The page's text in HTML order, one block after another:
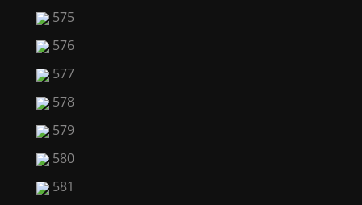
575
576
577
578
579
580
581